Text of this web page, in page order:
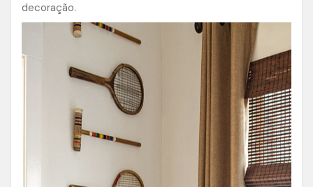
decoração.